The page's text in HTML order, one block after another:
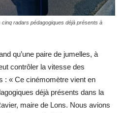
radars pédagogiques déjà présents à
qu’une paire de jumelles, à
contrôler la vitesse des
: « Ce cinémomètre vient en
déjà présents dans la
maire de Lons. Nous avions